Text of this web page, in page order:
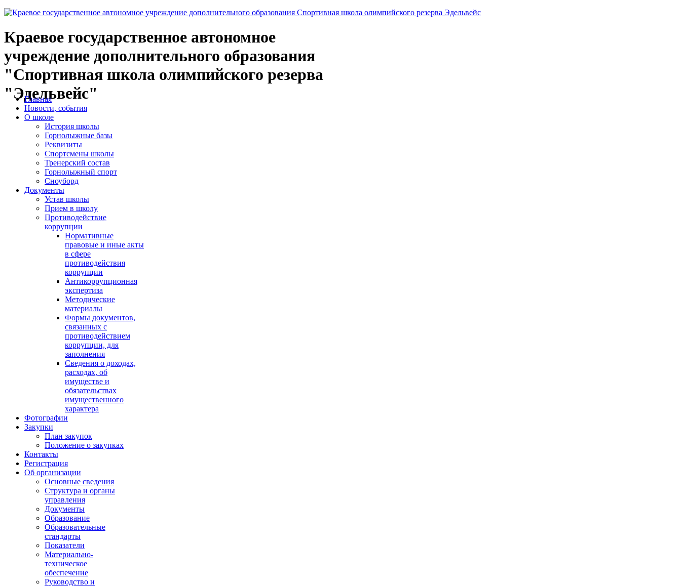
Краевое государственное автономное
учреждение дополнительного образования
"Спортивная школа олимпийского резерва
"Эдельвейс"
Главная
Новости, события
О школе
История школы
Горнолыжные базы
Реквизиты
Спортсмены школы
Тренерский состав
Горнолыжный спорт
Сноуборд
Документы
Устав школы
Прием в школу
Противодействие
коррупции
Нормативные
правовые и иные акты
в сфере
противодействия
коррупции
Антикоррупционная
экспертиза
Методические
материалы
Формы документов,
связанных с
противодействием
коррупции, для
заполнения
Сведения о доходах,
расходах, об
имуществе и
обязательствах
имущественного
характера
Фотографии
Закупки
План закупок
Положение о закупках
Контакты
Регистрация
Об организации
Основные сведения
Структура и органы
управления
Документы
Образование
Образовательные
стандарты
Показатели
Материально-
техническое
обеспечение
Руководство и